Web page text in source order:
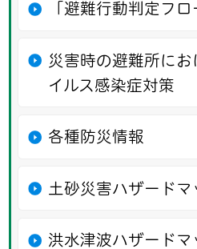
「避難行動判定フ
災害時の避難所にお
イルス感染症対策
各種防災情報
土砂災害ハザードマ
洪水津波ハザードマ